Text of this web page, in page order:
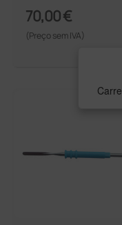
70,00 €
(Preço sem IVA)